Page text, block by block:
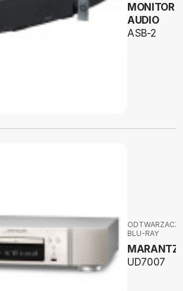
MONITOR
AUDIO
ASB-2
ODTWARZACZE
BLU-RAY
MARANTZ
UD7007